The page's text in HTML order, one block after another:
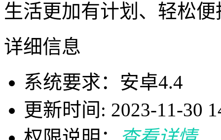
生活更加有计划、轻松便
详细信息
系统要求：安卓4.4
更新时间: 2023-11-30